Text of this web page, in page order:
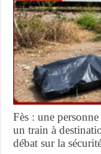
Fès : une
un train à
débat sur la